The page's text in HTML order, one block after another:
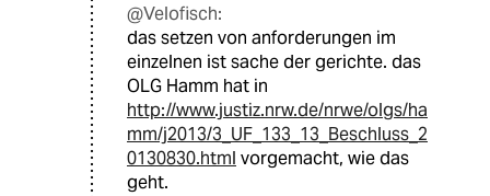
@Velofisch:
das setzen von anforderungen im
einzelnen ist sache der gerichte. das
OLG Hamm hat in
http://www.justiz.nrw.de/nrwe/olgs/ha
mm/j2013/3_UF_133_13_Beschluss_2
0130830.html vorgemacht, wie das
geht.